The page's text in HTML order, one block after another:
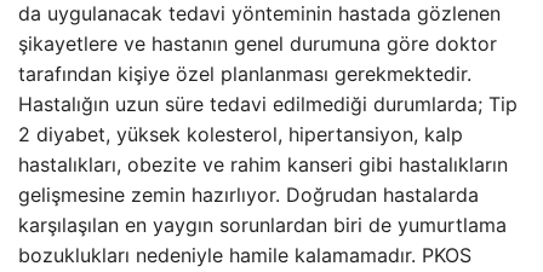
da uygulanacak tedavi yönteminin hastada gözlenen
şikayetlere ve hastanın genel durumuna göre doktor
tarafından kişiye özel planlanması gerekmektedir.
Hastalığın uzun süre tedavi edilmediği durumlarda; Tip
2 diyabet, yüksek kolesterol, hipertansiyon, kalp
hastalıkları, obezite ve rahim kanseri gibi hastalıkların
gelişmesine zemin hazırlıyor. Doğrudan hastalarda
karşılaşılan en yaygın sorunlardan biri de yumurtlama
bozuklukları nedeniyle hamile kalamamadır. PKOS